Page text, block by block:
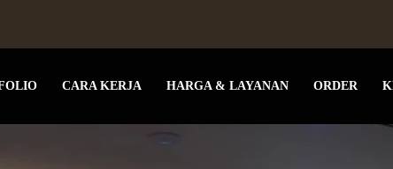
CARA KERJA HARGA & LAYANAN ORDER